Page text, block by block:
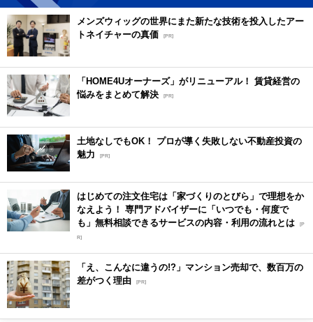
メンズウィッグの世界にまた新たな技術を投入したアー
トネイチャーの真価
[PR]
「HOME4Uオーナーズ」がリニューアル！ 賃貸経営の
悩みをまとめて解決 [PR]
土地なしでもOK！ プロが導く失敗しない不動産投資の
魅力
[PR]
はじめての注文住宅は「家づくりのとびら」で理想をか
なえよう！ 専門アドバイザーに「いつでも・何度で
も」無料相談できるサービスの内容・利用の流れとは [P
R]
「え、こんなに違うの!?」マンション売却で、数百万の
差がつく理由 [PR]